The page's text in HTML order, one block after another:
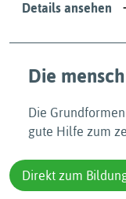
Details ansehen
Die
Die
gute Hilfe zum
Direkt zum